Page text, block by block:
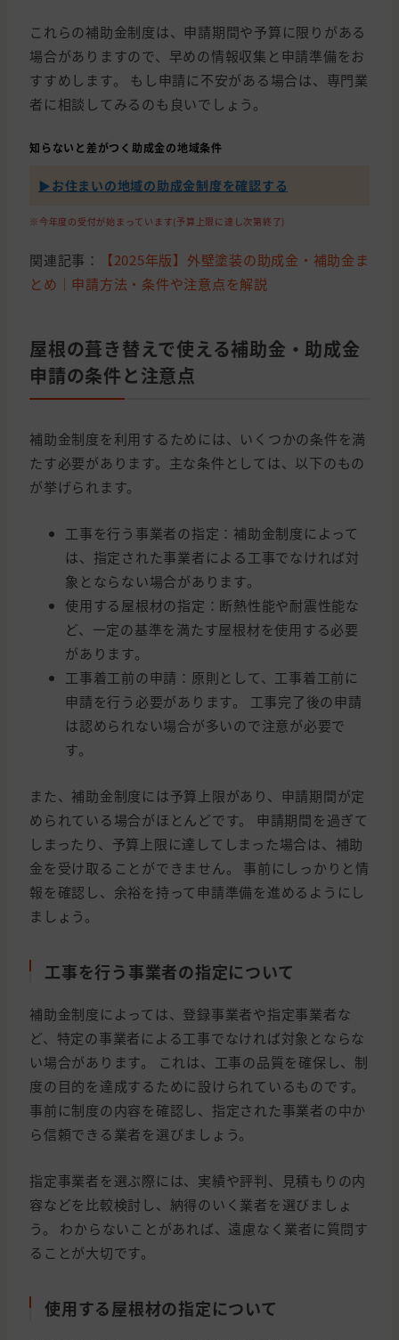
これらの補助金制度は、申請期間や予算に限りがある
場合がありますので、早めの情報収集と申請準備をお
すすめします。 もし申請に不安がある場合は、専門業
者に相談してみるのも良いでしょう。
知らないと差がつく助成金の地域条件
▶︎お住まいの地域の助成金制度を確認する
※今年度の受付が始まっています(予算上限に達し次第終了)
関連記事：
【2025年版】外壁塗装の助成金・補助金ま
とめ｜申請方法・条件や注意点を解説
屋根の葺き替えで使える補助金・助成金
申請の条件と注意点
補助金制度を利用するためには、いくつかの条件を満
たす必要があります。主な条件としては、以下のもの
が挙げられます。
工事を行う事業者の指定：補助金制度によって
は、指定された事業者による工事でなければ対
象とならない場合があります。
使用する屋根材の指定：断熱性能や耐震性能な
ど、一定の基準を満たす屋根材を使用する必要
があります。
工事着工前の申請：原則として、工事着工前に
申請を行う必要があります。 工事完了後の申請
は認められない場合が多いので注意が必要で
す。
また、補助金制度には予算上限があり、申請期間が定
められている場合がほとんどです。 申請期間を過ぎて
しまったり、予算上限に達してしまった場合は、補助
金を受け取ることができません。 事前にしっかりと情
報を確認し、余裕を持って申請準備を進めるようにし
ましょう。
工事を行う事業者の指定について
補助金制度によっては、登録事業者や指定事業者な
ど、特定の事業者による工事でなければ対象とならな
い場合があります。 これは、工事の品質を確保し、制
度の目的を達成するために設けられているものです。
事前に制度の内容を確認し、指定された事業者の中か
ら信頼できる業者を選びましょう。
指定事業者を選ぶ際には、実績や評判、見積もりの内
容などを比較検討し、納得のいく業者を選びましょ
う。 わからないことがあれば、遠慮なく業者に質問す
ることが大切です。
使用する屋根材の指定について